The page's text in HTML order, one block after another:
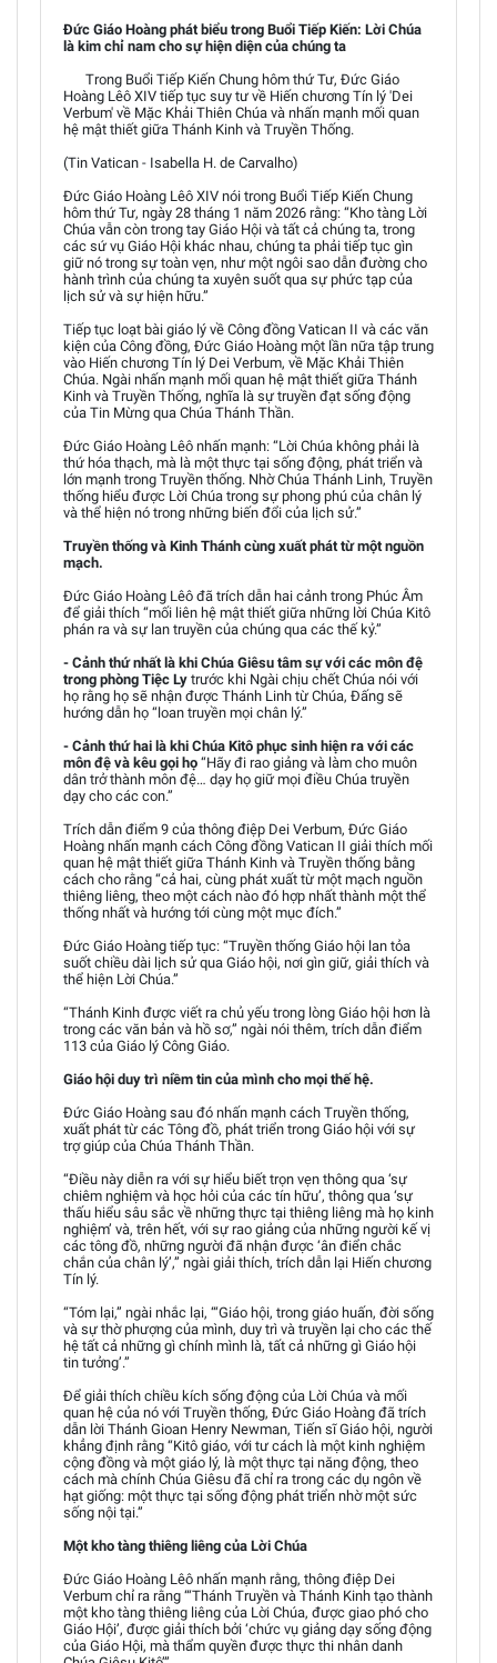
Đức Giáo Hoàng phát biểu trong Buổi Tiếp Kiến: Lời Chúa
là kim chỉ nam cho sự hiện diện của chúng ta
Trong Buổi Tiếp Kiến Chung hôm thứ Tư, Đức Giáo
Hoàng Lêô XIV tiếp tục suy tư về Hiến chương Tín lý 'Dei
Verbum' về Mặc Khải Thiên Chúa và nhấn mạnh mối quan
hệ mật thiết giữa Thánh Kinh và Truyền Thống.
(Tin Vatican - Isabella H. de Carvalho)
Đức Giáo Hoàng Lêô XIV nói trong Buổi Tiếp Kiến Chung
hôm thứ Tư, ngày 28 tháng 1 năm 2026 rằng: “Kho tàng Lời
Chúa vẫn còn trong tay Giáo Hội và tất cả chúng ta, trong
các sứ vụ Giáo Hội khác nhau, chúng ta phải tiếp tục gìn
giữ nó trong sự toàn vẹn, như một ngôi sao dẫn đường cho
hành trình của chúng ta xuyên suốt qua sự phức tạp của
lịch sử và sự hiện hữu.”
Tiếp tục loạt bài giáo lý về Công đồng Vatican II và các văn
kiện của Công đồng, Đức Giáo Hoàng một lần nữa tập trung
vào Hiến chương Tín lý Dei Verbum, về Mặc Khải Thiên
Chúa. Ngài nhấn mạnh mối quan hệ mật thiết giữa Thánh
Kinh và Truyền Thống, nghĩa là sự truyền đạt sống động
của Tin Mừng qua Chúa Thánh Thần.
Đức Giáo Hoàng Lêô nhấn mạnh: “Lời Chúa không phải là
thứ hóa thạch, mà là một thực tại sống động, phát triển và
lớn mạnh trong Truyền thống. Nhờ Chúa Thánh Linh, Truyền
thống hiểu được Lời Chúa trong sự phong phú của chân lý
và thể hiện nó trong những biến đổi của lịch sử.”
Truyền thống và Kinh Thánh cùng xuất phát từ một nguồn
mạch.
Đức Giáo Hoàng Lêô đã trích dẫn hai cảnh trong Phúc Âm
để giải thích “mối liên hệ mật thiết giữa những lời Chúa Kitô
phán ra và sự lan truyền của chúng qua các thế kỷ.”
- Cảnh thứ nhất là khi Chúa Giêsu tâm sự với các môn đệ
trong phòng Tiệc Ly trước khi Ngài chịu chết Chúa nói với
họ rằng họ sẽ nhận được Thánh Linh từ Chúa, Đấng sẽ
hướng dẫn họ “loan truyền mọi chân lý.”
- Cảnh thứ hai là khi Chúa Kitô phục sinh hiện ra với các
môn đệ và kêu gọi họ “Hãy đi rao giảng và làm cho muôn
dân trở thành môn đệ… dạy họ giữ mọi điều Chúa truyền
dạy cho các con.”
Trích dẫn điểm 9 của thông điệp Dei Verbum, Đức Giáo
Hoàng nhấn mạnh cách Công đồng Vatican II giải thích mối
quan hệ mật thiết giữa Thánh Kinh và Truyền thống bằng
cách cho rằng “cả hai, cùng phát xuất từ một mạch nguồn
thiêng liêng, theo một cách nào đó hợp nhất thành một thể
thống nhất và hướng tới cùng một mục đích.”
Đức Giáo Hoàng tiếp tục: “Truyền thống Giáo hội lan tỏa
suốt chiều dài lịch sử qua Giáo hội, nơi gìn giữ, giải thích và
thể hiện Lời Chúa.”
“Thánh Kinh được viết ra chủ yếu trong lòng Giáo hội hơn là
trong các văn bản và hồ sơ,” ngài nói thêm, trích dẫn điểm
113 của Giáo lý Công Giáo.
Giáo hội duy trì niềm tin của mình cho mọi thế hệ.
Đức Giáo Hoàng sau đó nhấn mạnh cách Truyền thống,
xuất phát từ các Tông đồ, phát triển trong Giáo hội với sự
trợ giúp của Chúa Thánh Thần.
“Điều này diễn ra với sự hiểu biết trọn vẹn thông qua ‘sự
chiêm nghiệm và học hỏi của các tín hữu’, thông qua ‘sự
thấu hiểu sâu sắc về những thực tại thiêng liêng mà họ kinh
nghiệm’ và, trên hết, với sự rao giảng của những người kế vị
các tông đồ, những người đã nhận được ‘ân điển chắc
chắn của chân lý’,” ngài giải thích, trích dẫn lại Hiến chương
Tín lý.
“Tóm lại,” ngài nhắc lại, “‘Giáo hội, trong giáo huấn, đời sống
và sự thờ phượng của mình, duy trì và truyền lại cho các thế
hệ tất cả những gì chính mình là, tất cả những gì Giáo hội
tin tưởng’.”
Để giải thích chiều kích sống động của Lời Chúa và mối
quan hệ của nó với Truyền thống, Đức Giáo Hoàng đã trích
dẫn lời Thánh Gioan Henry Newman, Tiến sĩ Giáo hội, người
khẳng định rằng “Kitô giáo, với tư cách là một kinh nghiệm
cộng đồng và một giáo lý, là một thực tại năng động, theo
cách mà chính Chúa Giêsu đã chỉ ra trong các dụ ngôn về
hạt giống: một thực tại sống động phát triển nhờ một sức
sống nội tại.”
Một kho tàng thiêng liêng của Lời Chúa
Đức Giáo Hoàng Lêô nhấn mạnh rằng, thông điệp Dei
Verbum chỉ ra rằng “‘Thánh Truyền và Thánh Kinh tạo thành
một kho tàng thiêng liêng của Lời Chúa, được giao phó cho
Giáo Hội’, được giải thích bởi ‘chức vụ giảng dạy sống động
của Giáo Hội, mà thẩm quyền được thực thi nhân danh